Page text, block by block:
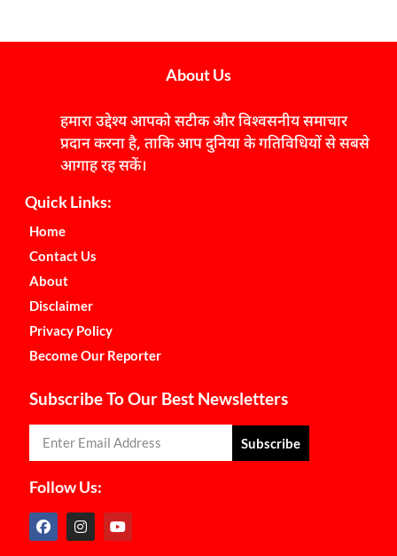
About Us
हमारा उद्देश्य आपको सटीक और विश्वसनीय समाचार
प्रदान करना है, ताकि आप दुनिया के गतिविधियों से सबसे
आगाह रह सकें।
Quick Links:
Home
Contact Us
About
Disclaimer
Privacy Policy
Become Our Reporter
Subscribe To Our Best Newsletters
Subscribe
Follow Us: